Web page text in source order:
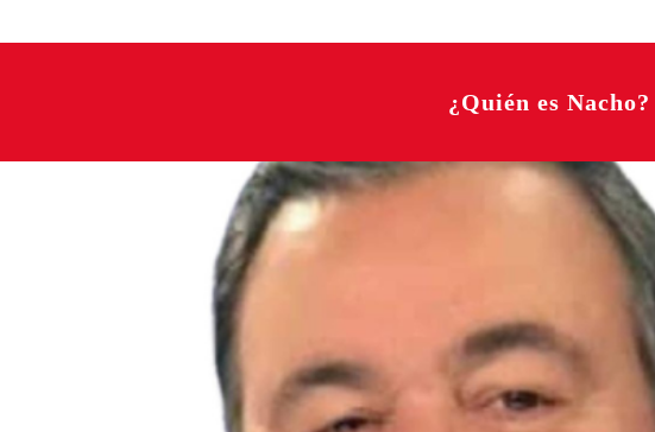
¿Quién es Nacho?